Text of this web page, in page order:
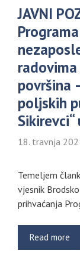
JAVNI
površina
poljskih
18. travnja
Temeljem
vjesnik
prihvaćanja
Read more